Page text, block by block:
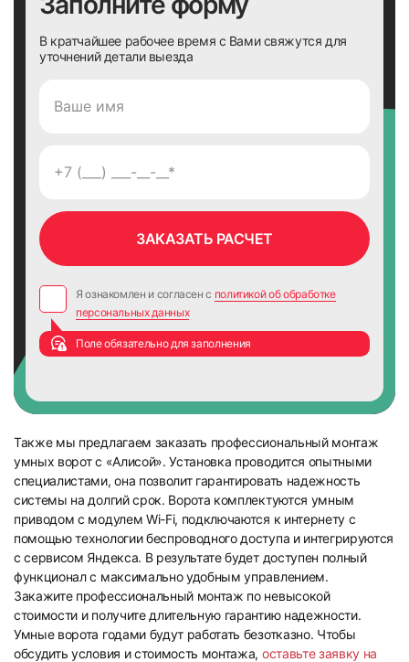
В кратчайшее рабочее время с Вами свяжутся для
уточнений детали выезда
Я ознакомлен и согласен с политикой об обработке
персональных данных
Поле обязательно для заполнения
Также мы предлагаем заказать профессиональный монтаж
умных ворот с «Алисой». Установка проводится опытными
специалистами, она позволит гарантировать надежность
системы на долгий срок. Ворота комплектуются умным
приводом с модулем Wi-Fi, подключаются к интернету с
помощью технологии беспроводного доступа и интегрируются
с сервисом Яндекса. В результате будет доступен полный
функционал с максимально удобным управлением.
Закажите профессиональный монтаж по невысокой
стоимости и получите длительную гарантию надежности.
Умные ворота годами будут работать безотказно. Чтобы
обсудить условия и стоимость монтажа, оставьте заявку на